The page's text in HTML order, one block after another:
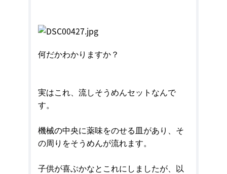
何だかわかりますか？
実はこれ、流しそうめんセットなんで
す。
機械の中央に薬味をのせる皿があり、そ
の周りをそうめんが流れます。
子供が喜ぶかなとこれにしましたが、以